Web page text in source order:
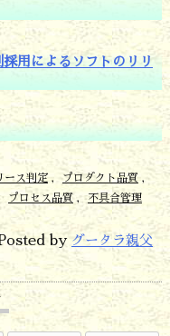
用によるソフトのリリ
ース判定 , プロダクト品質 ,
プロセス品質 , 不具合管理
Posted by グータラ親父